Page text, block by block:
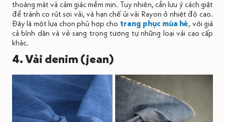
thoáng mát và cảm giác mềm mịn. Tuy nhiên, cần lưu ý cách giặt
để tránh co rút sợi vải, và hạn chế ủi vải Rayon ở nhiệt độ cao.
Đây là một lựa chọn phù hợp cho trang phục mùa hè, với giá
cả bình dân và vẻ sang trọng tương tự những loại vải cao cấp
khác.
4. Vải denim (jean)